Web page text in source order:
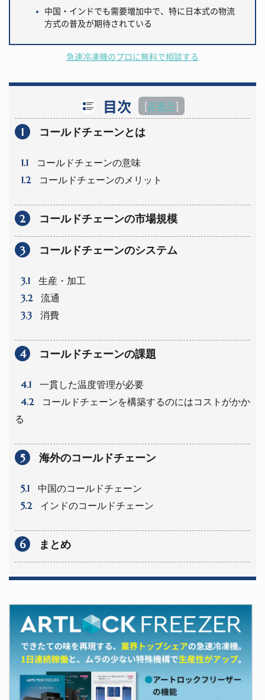
中国・インドでも需要増加中で、特に日本式の物流
方式の普及が期待されている
急速冷凍機のプロに無料で相談する
目次 [非表示]
1 コールドチェーンとは
1.1 コールドチェーンの意味
1.2 コールドチェーンのメリット
2 コールドチェーンの市場規模
3 コールドチェーンのシステム
3.1 生産・加工
3.2 流通
3.3 消費
4 コールドチェーンの課題
4.1 一貫した温度管理が必要
4.2
コールドチェーンを構築するのにはコストがかか
る
5 海外のコールドチェーン
5.1 中国のコールドチェーン
5.2 インドのコールドチェーン
6 まとめ